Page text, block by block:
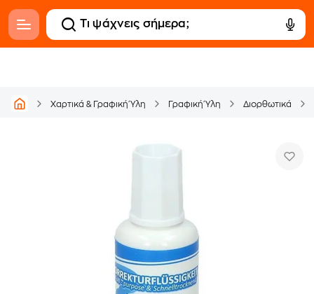
Χαρτικά & Γραφική Ύλη Γραφική Ύλη Διορθωτικά